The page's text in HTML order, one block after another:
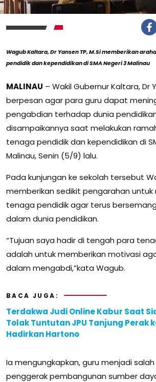
Wagub Kaltara, Dr Yansen TP, M.Si memberikan
pendidik dan kependidikan di SMA Negeri 3 Malinau
MALINAU – Wakil Gubernur Kaltara, Dr
berpesan agar para guru dapat
pengabdian terhadap dunia
disampaikannya saat melakukan
tenaga pendidik dan kependidikan di
Malinau, Senin (5/9) lalu.
Pada kunjungan ke sekolah tersebut
memberikan sedikit pengarahan
tenaga pendidik agar terus
dalam dunia pendidikan.
“Tujuan saya hadir di tengah para
adalah untuk memberikan motivasi
dalam mengabdi,”kata Wagub.
BACA JUGA:
Terdakwa Judi Online Kabur Saat
Tolak Tuntutan JPU Tanjung Perak
Hadirkan Hartono
Ia mengungkapkan, guru menjadi
penggerak pembangunan sumber